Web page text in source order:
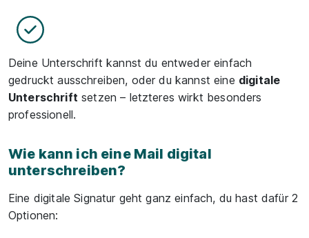
Deine Unterschrift kannst du entweder einfach
gedruckt ausschreiben, oder du kannst eine digitale
Unterschrift setzen – letzteres wirkt besonders
professionell.
Wie kann ich eine Mail digital
unterschreiben?
Eine digitale Signatur geht ganz einfach, du hast dafür 2
Optionen: